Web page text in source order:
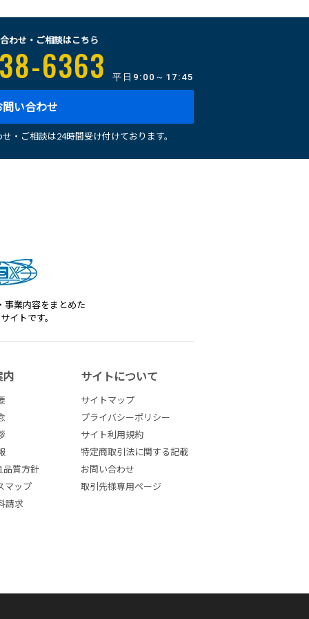
わせ・ご相談はこちら
6363 平日 9:00～17:45
問い合わせ
・ご相談は24時間受け付けております。
事業内容をまとめた
イトです。
内
品質方針
マップ
請求
サイトについて
サイトマップ
プライバシーポリシー
サイト利用規約
特定商取引法に関する記載
お問い合わせ
取引先様専用ページ